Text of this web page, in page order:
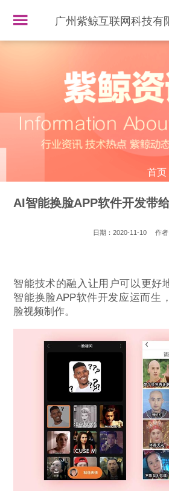
广州紫鲸互联网科技有
首页
AI智能换脸APP软件开发带
日期：2020-11-10 作
智能技术的融入让用户可以更好
智能换脸APP软件开发应运而生
脸视频制作。